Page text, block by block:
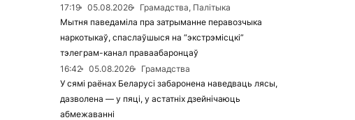
17:19
05.08.2026
Грамадства, Палітыка
Мытня паведаміла пра затрыманне перавозчыка
наркотыкаў, спаслаўшыся на “экстрэмісцкі”
тэлеграм-канал праваабаронцаў
16:42
05.08.2026
Грамадства
У сямі раёнах Беларусі забаронена наведваць лясы,
дазволена — у пяці, у астатніх дзейнічаюць
абмежаванні